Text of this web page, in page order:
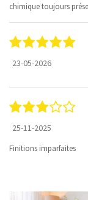
chimique toujours
23-05-2026
25-11-2025
Finitions imparfaites